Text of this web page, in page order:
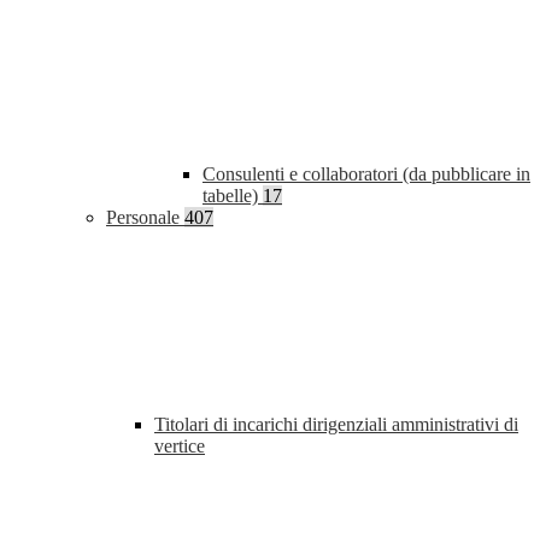
Consulenti e collaboratori (da pubblicare in
tabelle) 17
Personale 407
Titolari di incarichi dirigenziali amministrativi di
vertice